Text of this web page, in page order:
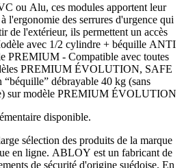
ou Alu, ces modules apportent leur
l'ergonomie des serrures d'urgence qui
de l'extérieur, ils permettent un accès
avec 1/2 cylindre + béquille ANTI
avec toutes
PREMIUM ÉVOLUTION, SAFE
débrayable 40 kg (sans
sur modèle PREMIUM ÉVOLUTION
disponible.
sélection des produits de la marque
en ligne. ABLOY est un fabricant de
de sécurité d'origine suédoise. En